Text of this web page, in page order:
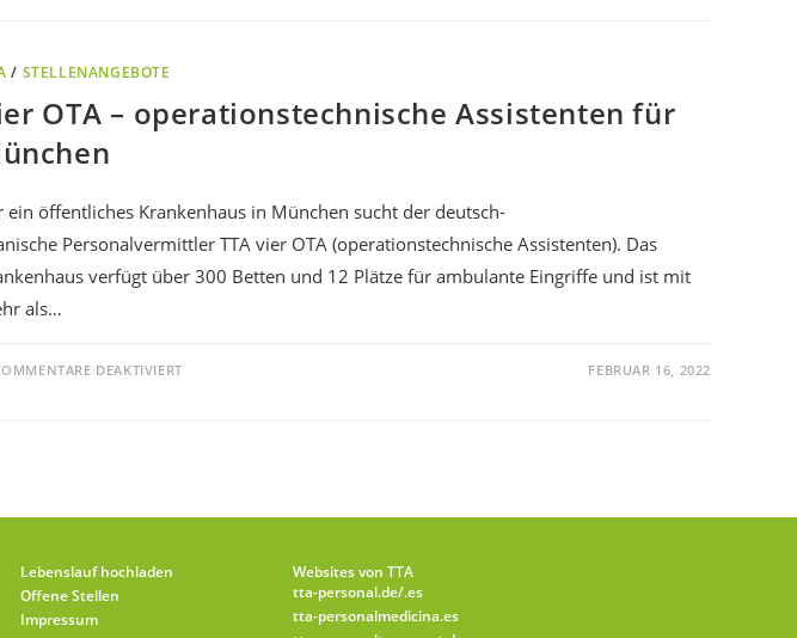
/ STELLENANGEBOTE
OTA – operationstechnische Assistenten für
ein öffentliches Krankenhaus in München sucht der deutsch-
Personalvermittler TTA vier OTA (operationstechnische Assistenten). Das
verfügt über 300 Betten und 12 Plätze für ambulante Eingriffe und ist mit
als…
DEAKTIVIERT FEBRUAR 16, 2022
Lebenslauf hochladen
Offene Stellen
Impressum
Websites von TTA
tta-personal.de/.es
tta-personalmedicina.es